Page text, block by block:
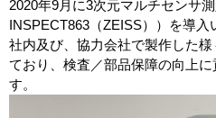
2020年9月に3次元マルチセンサ
INSPECT863（ZEISS））を導入
社内及び、協力会社で製作した
ており、検査／部品保障の向上
す。